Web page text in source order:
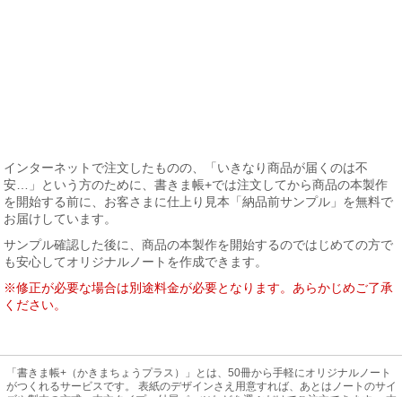
インターネットで注文したものの、「いきなり商品が届くのは不
安…」という方のために、書きま帳+では注文してから商品の本製作
を開始する前に、お客さまに仕上り見本「納品前サンプル」を無料で
お届けしています。
サンプル確認した後に、商品の本製作を開始するのではじめての方で
も安心してオリジナルノートを作成できます。
※修正が必要な場合は別途料金が必要となります。あらかじめご了承
ください。
「書きま帳+（かきまちょうプラス）」とは、50冊から手軽にオリジナルノート